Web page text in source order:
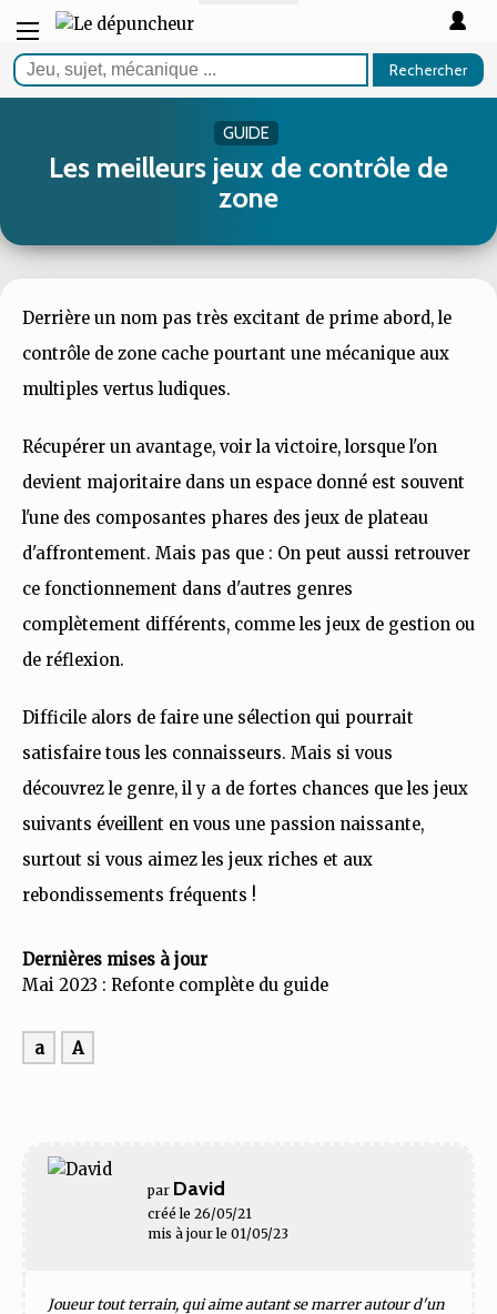
Rechercher
GUIDE
Les meilleurs jeux de contrôle de
zone
Derrière un nom pas très excitant de prime abord, le
contrôle de zone cache pourtant une mécanique aux
multiples vertus ludiques.
Récupérer un avantage, voir la victoire, lorsque l'on
devient majoritaire dans un espace donné est souvent
l'une des composantes phares des jeux de plateau
d'affrontement. Mais pas que : On peut aussi retrouver
ce fonctionnement dans d'autres genres
complètement différents, comme les jeux de gestion ou
de réflexion.
Difficile alors de faire une sélection qui pourrait
satisfaire tous les connaisseurs. Mais si vous
découvrez le genre, il y a de fortes chances que les jeux
suivants éveillent en vous une passion naissante,
surtout si vous aimez les jeux riches et aux
rebondissements fréquents !
Dernières mises à jour
Mai 2023 : Refonte complète du guide
a A
par David
créé le 26/05/21
mis à jour le 01/05/23
Joueur tout terrain, qui aime autant se marrer autour d'un